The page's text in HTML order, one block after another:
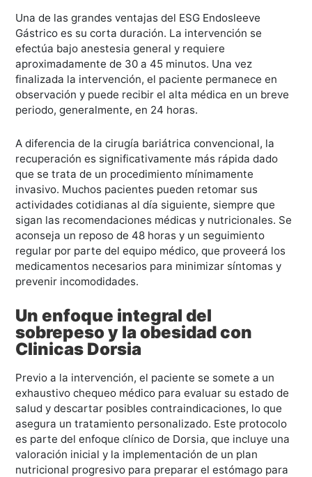
Una de las grandes ventajas del ESG Endosleeve
Gástrico es su corta duración. La intervención se
efectúa bajo anestesia general y requiere
aproximadamente de 30 a 45 minutos. Una vez
finalizada la intervención, el paciente permanece en
observación y puede recibir el alta médica en un breve
periodo, generalmente, en 24 horas.
A diferencia de la cirugía bariátrica convencional, la
recuperación es significativamente más rápida dado
que se trata de un procedimiento mínimamente
invasivo. Muchos pacientes pueden retomar sus
actividades cotidianas al día siguiente, siempre que
sigan las recomendaciones médicas y nutricionales. Se
aconseja un reposo de 48 horas y un seguimiento
regular por parte del equipo médico, que proveerá los
medicamentos necesarios para minimizar síntomas y
prevenir incomodidades.
Un enfoque integral del
sobrepeso y la obesidad con
Clinicas Dorsia
Previo a la intervención, el paciente se somete a un
exhaustivo chequeo médico para evaluar su estado de
salud y descartar posibles contraindicaciones, lo que
asegura un tratamiento personalizado. Este protocolo
es parte del enfoque clínico de Dorsia, que incluye una
valoración inicial y la implementación de un plan
nutricional progresivo para preparar el estómago para